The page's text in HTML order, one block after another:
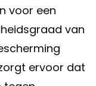
voor een
van
ervoor dat